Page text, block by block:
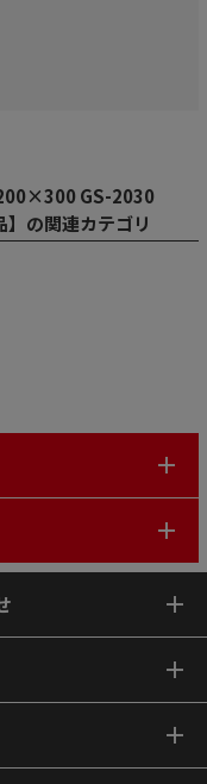
GS-2030
の関連カテゴリ